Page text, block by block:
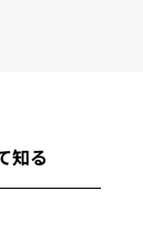
知る